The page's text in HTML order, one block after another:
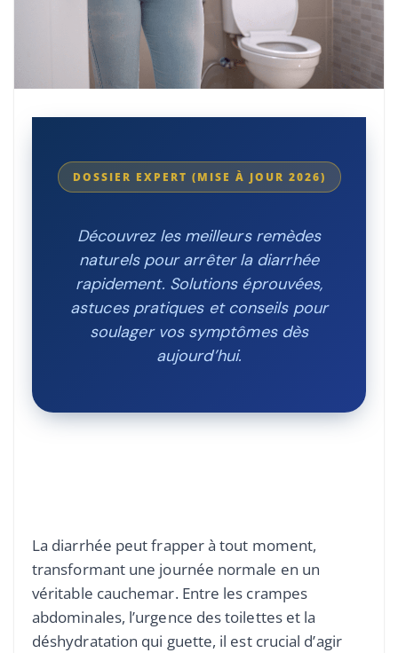
DOSSIER EXPERT (MISE À JOUR 2026)
Découvrez les meilleurs remèdes
naturels pour arrêter la diarrhée
rapidement. Solutions éprouvées,
astuces pratiques et conseils pour
soulager vos symptômes dès
aujourd’hui.
La diarrhée peut frapper à tout moment,
transformant une journée normale en un
véritable cauchemar. Entre les crampes
abdominales, l’urgence des toilettes et la
déshydratation qui guette, il est crucial d’agir